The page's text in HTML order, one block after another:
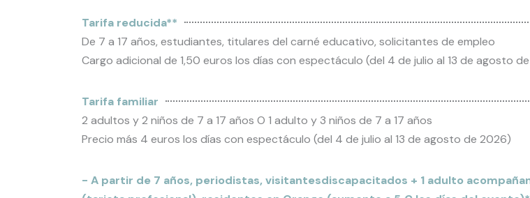
Tarifa reducida**
De 7 a 17 años, estudiantes, titulares del carné educativo, solicitantes de empleo
Cargo adicional de 1,50 euros los días con espectáculo (del 4 de julio al 13 de agosto
Tarifa familiar
2 adultos y 2 niños de 7 a 17 años O 1 adulto y 3 niños de 7 a 17 años
Precio más 4 euros los días con espectáculo (del 4 de julio al 13 de agosto de 2026)
- A partir de 7 años, periodistas, visitantesdiscapacitados + 1 adulto